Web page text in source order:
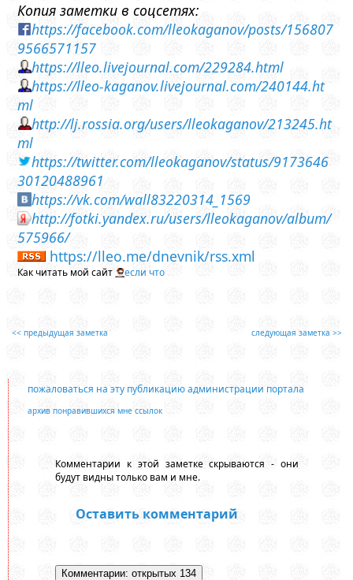
Копия заметки в соцсетях:
https://facebook.com/lleokaganov/posts/156807
9566571157
https://lleo.livejournal.com/229284.html
https://lleo-kaganov.livejournal.com/240144.ht
ml
http://lj.rossia.org/users/lleokaganov/213245.ht
ml
https://twitter.com/lleokaganov/status/9173646
30120488961
https://vk.com/wall83220314_1569
http://fotki.yandex.ru/users/lleokaganov/album/
575966/
https://lleo.me/dnevnik/rss.xml
Как читать мой сайт если что
<< предыдущая заметка следующая заметка >>
пожаловаться на эту публикацию администрации портала
архив понравившихся мне ссылок
Комментарии к этой заметке скрываются - они
будут видны только вам и мне.
Оставить комментарий